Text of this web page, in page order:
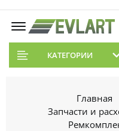
КАТЕГОРИИ
Главная
Запчасти и